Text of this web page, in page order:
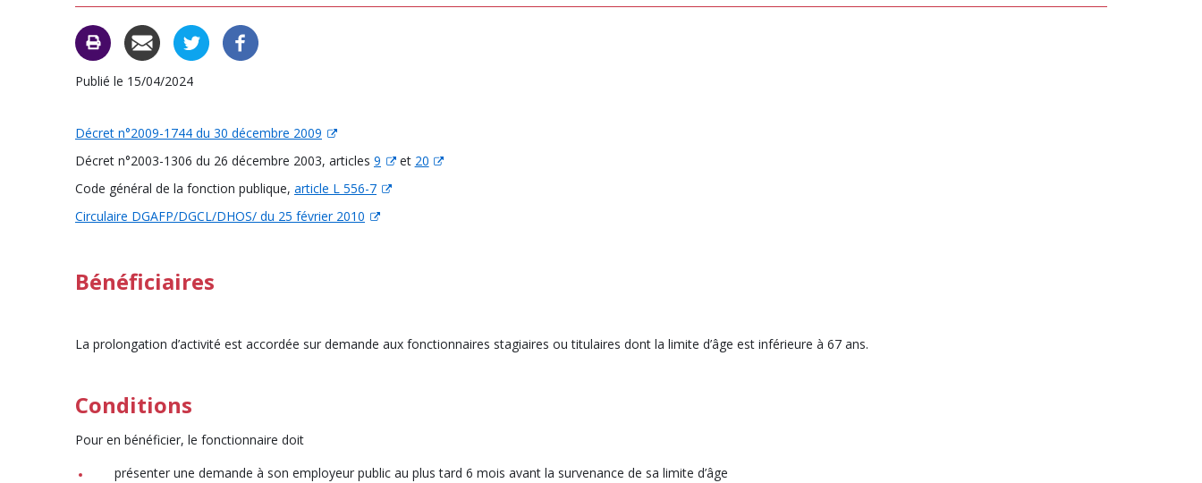
Publié le 15/04/2024
Décret n°2009-1744 du 30 décembre 2009
Décret n°2003-1306 du 26 décembre 2003, articles 9 et 20
Code général de la fonction publique, article L 556-7
Circulaire DGAFP/DGCL/DHOS/ du 25 février 2010
Bénéficiaires
La prolongation d’activité est accordée sur demande aux fonctionnaires stagiaires ou titulaires dont la limite d’âge est inférieure à 67 ans.
Conditions
Pour en bénéficier, le fonctionnaire doit
présenter une demande à son employeur public au plus tard 6 mois avant la survenance de sa limite d’âge